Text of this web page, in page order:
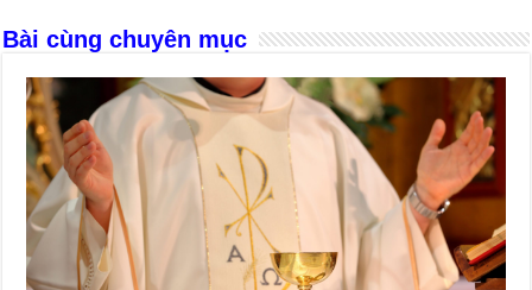
Bài cùng chuyên mục